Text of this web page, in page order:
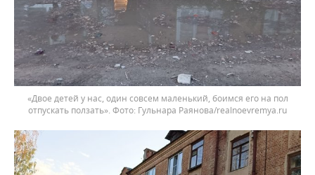
«Двое детей у нас, один совсем маленький, боимся его на пол
отпускать ползать».
Гульнара Раянова/realnoevremya.ru